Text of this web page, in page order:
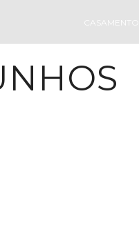
CASAMENTOS